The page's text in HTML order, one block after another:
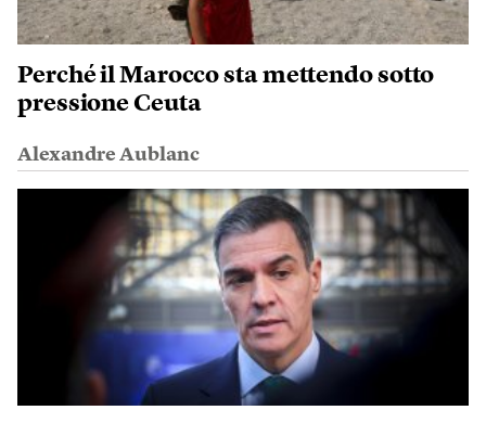
Perché il Marocco sta mettendo sotto
pressione Ceuta
Alexandre Aublanc